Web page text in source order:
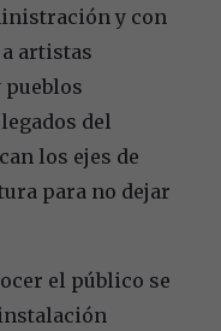
y con
artistas
del
los ejes de
para no dejar
el público se